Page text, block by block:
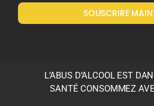
Politique en matière de
SOUSCRIRE
L’ABUS D’ALCOOL EST
SANTÉ CONSOMMEZ